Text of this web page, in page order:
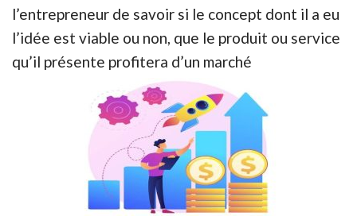
l’entrepreneur de savoir si le concept dont il a eu
l’idée est viable ou non, que le produit ou service
qu’il présente profitera d’un marché